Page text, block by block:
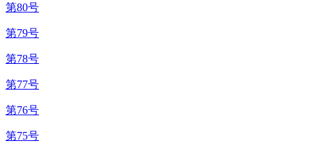
第80号
第79号
第78号
第77号
第76号
第75号